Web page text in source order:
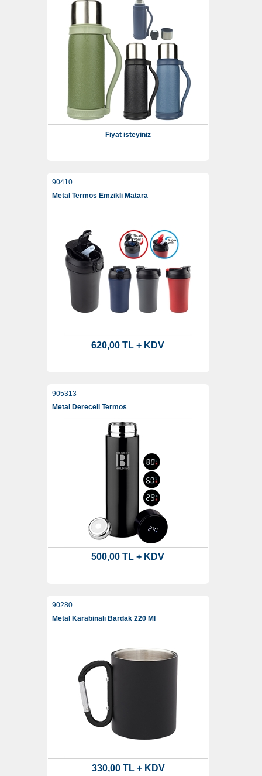
Fiyat isteyiniz
90410
Metal Termos Emzikli Matara
620,00 TL + KDV
905313
Metal Dereceli Termos
500,00 TL + KDV
90280
Metal Karabinalı Bardak 220 Ml
330,00 TL + KDV